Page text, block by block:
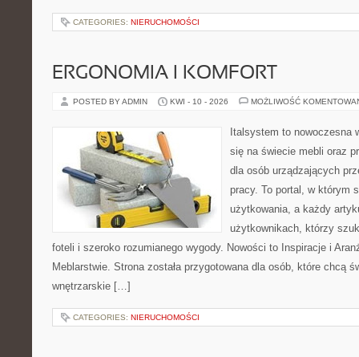
CATEGORIES: NIERUCHOMOŚCI
ERGONOMIA I KOMFORT
POSTED BY ADMIN KWI - 10 - 2026 MOŻLIWOŚĆ
Italsystem to nowoczesna
się na świecie mebli oraz
dla osób urządzających
pracy. To portal, w którym
użytkowania, a każdy
użytkownikach, którzy
foteli i szeroko rozumianego wygody. Nowości to Inspiracje i
Meblarstwie. Strona została przygotowana dla osób, które chcą
wnętrzarskie […]
CATEGORIES: NIERUCHOMOŚCI